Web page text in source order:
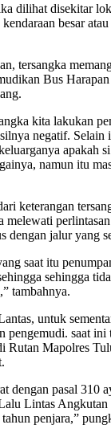
dilihat disekitar
besar
tersangka
Bus
kita lakukan
negatif. Selain
apakah
namun itu
keterangan
dengan jalur yang
saat itu
sehingga
tambahnya.
untuk
pengemudi. saat ini
Rutan Mapolres
dengan pasal 310
Lintas Angkutan
penjara,”